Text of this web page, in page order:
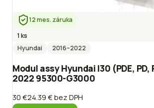
12 mes. záruka
1 ks
Hyundai
2016–2022
Modul assy Hyundai I30 (PDE, PD,
2022 95300-G3000
30 €24.39 €bez DPH